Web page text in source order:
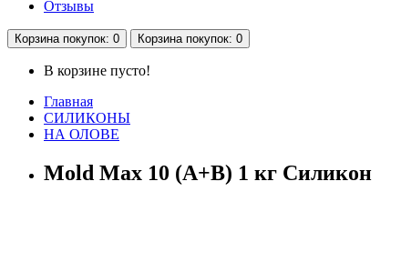
Отзывы
Корзинапокупок: 0 Корзинапокупок: 0
В корзине пусто!
Главная
СИЛИКОНЫ
НА ОЛОВЕ
Mold Max 10 (A+B) 1 кг Силикон